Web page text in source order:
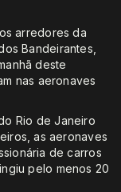
arredores da
Bandeirantes,
deste
nas aeronaves
Rio de Janeiro
as aeronaves
de carros
pelo menos 20